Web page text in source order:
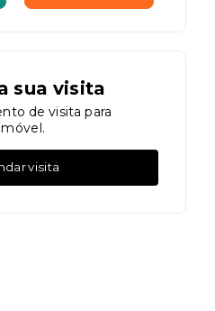
sua visita
de visita para
visita